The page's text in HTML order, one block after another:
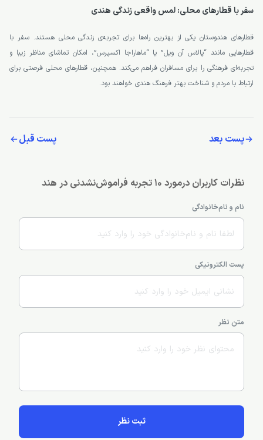
سفر با قطارهای محلی: لمس واقعی زندگی هندی
قطارهای هندوستان یکی از بهترین راه‌ها برای تجربه‌ی زندگی محلی هستند. سفر با
قطارهایی مانند “پالاس آن ویل” یا “ماهاراجا اکسپرس”، امکان تماشای مناظر زیبا و
تجربه‌ای فرهنگی را برای مسافران فراهم می‌کند. همچنین، قطارهای محلی فرصتی برای
ارتباط با مردم و شناخت بهتر فرهنگ هندی خواهند بود.
پست بعد پست قبل
نظرات کاربران درمورد ۱۰ تجربه فراموش‌نشدنی در هند
نام و نام‌خانوادگی
پست الکترونیکی
متن نظر
ثبت نظر